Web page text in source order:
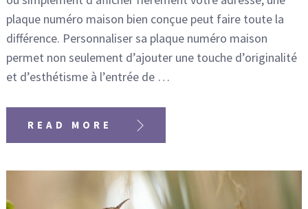
plaque numéro maison bien conçue peut faire toute la
différence. Personnaliser sa plaque numéro maison
permet non seulement d’ajouter une touche d’originalité
et d’esthétisme à l’entrée de …
READ MORE